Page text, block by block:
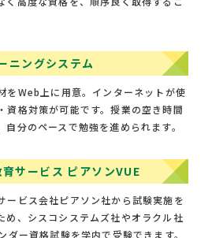
ニングシステム
をWeb上に用意。インターネットが使
資格対策が可能です。授業の空き時間
分のペースで勉強を進められます。
サービス ピアソンVUE
ービス会社ピアソン社から試験実施を
め、シスコシステムズ社やオラクル社
ダー資格試験を学内で受験できます。